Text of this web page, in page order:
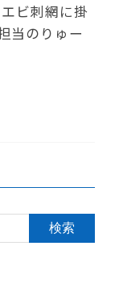
ビ刺網に掛
当のりゅー